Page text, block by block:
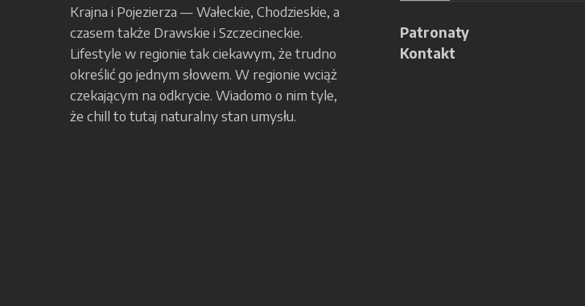
Krajna i Pojezierza — Wałeckie, Chodzieskie, a
czasem także Drawskie i Szczecineckie.
Lifestyle w regionie tak ciekawym, że trudno
określić go jednym słowem. W regionie wciąż
czekającym na odkrycie. Wiadomo o nim tyle,
że chill to tutaj naturalny stan umysłu.
Patronaty
Kontakt